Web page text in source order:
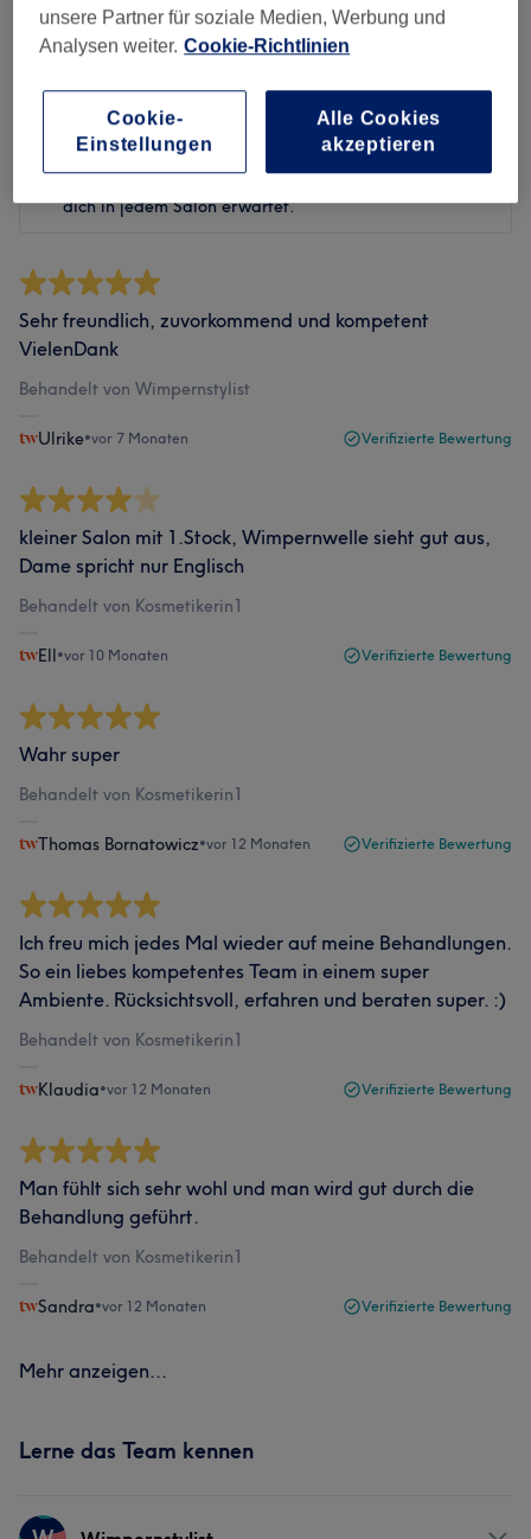
Bewertungen filtern
Verifizierte Bewertungen
dich in jedem Salon erwartet.
Sehr freundlich, zuvorkommend und kompetent
VielenDank
Behandelt von Wimpernstylist
Ulrike•vor 7 Monaten Verifizierte Bewertung
kleiner Salon mit 1.Stock, Wimpernwelle sieht gut aus,
Dame spricht nur Englisch
Behandelt von Kosmetikerin1
Ell•vor 10 Monaten Verifizierte Bewertung
Wahr super
Behandelt von Kosmetikerin1
Thomas Bornatowicz•vor 12 Monaten Verifizierte Bewertung
Ich freu mich jedes Mal wieder auf meine Behandlungen.
So ein liebes kompetentes Team in einem super
Ambiente. Rücksichtsvoll, erfahren und beraten super. :)
Behandelt von Kosmetikerin1
Klaudia•vor 12 Monaten Verifizierte Bewertung
Man fühlt sich sehr wohl und man wird gut durch die
Behandlung geführt.
Behandelt von Kosmetikerin1
Sandra•vor 12 Monaten Verifizierte Bewertung
Mehr anzeigen...
Lerne das Team kennen
unsere Partner für soziale Medien, Werbung und
Analysen weiter. Cookie-Richtlinien
Alle Cookies
akzeptieren
Cookie-
Einstellungen